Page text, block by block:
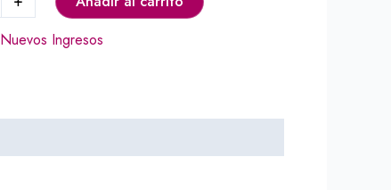
Nuevos Ingresos